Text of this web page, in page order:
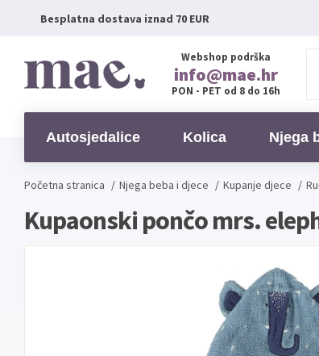
Besplatna dostava iznad 70 EUR
Webshop podrška
info@mae.hr
PON - PET od 8 do 16h
Autosjedalice Kolica Njega
Početna stranica / Njega beba i djece / Kupanje djece /
Kupaonski pončo mrs.